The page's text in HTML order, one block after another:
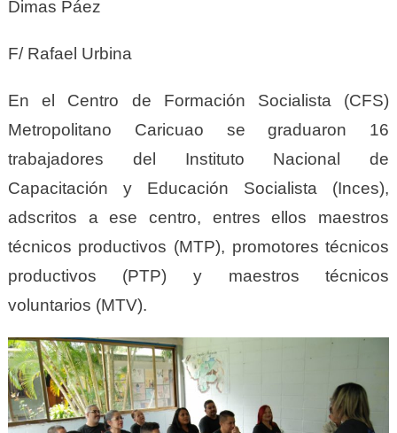
Dimas Páez
F/ Rafael Urbina
En el Centro de Formación Socialista (CFS)
Metropolitano Caricuao se graduaron 16
trabajadores del Instituto Nacional de
Capacitación y Educación Socialista (Inces),
adscritos a ese centro, entres ellos maestros
técnicos productivos (MTP), promotores técnicos
productivos (PTP) y maestros técnicos
voluntarios (MTV).